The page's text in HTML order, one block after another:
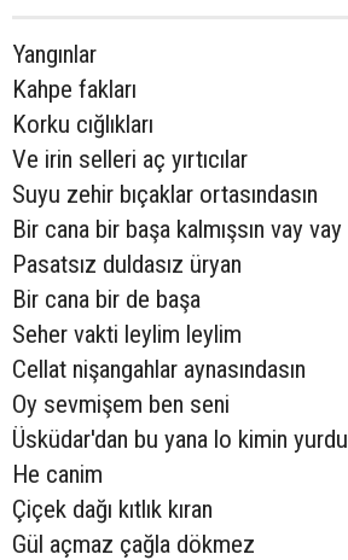
Yangınlar
Kahpe fakları
Korku cığlıkları
Ve irin selleri aç yırtıcılar
Suyu zehir bıçaklar ortasındasın
Bir cana bir başa kalmışsın vay vay
Pasatsız duldasız üryan
Bir cana bir de başa
Seher vakti leylim leylim
Cellat nişangahlar aynasındasın
Oy sevmişem ben seni
Üsküdar'dan bu yana lo kimin yurdu
He canim
Çiçek dağı kıtlık kıran
Gül açmaz çağla dökmez